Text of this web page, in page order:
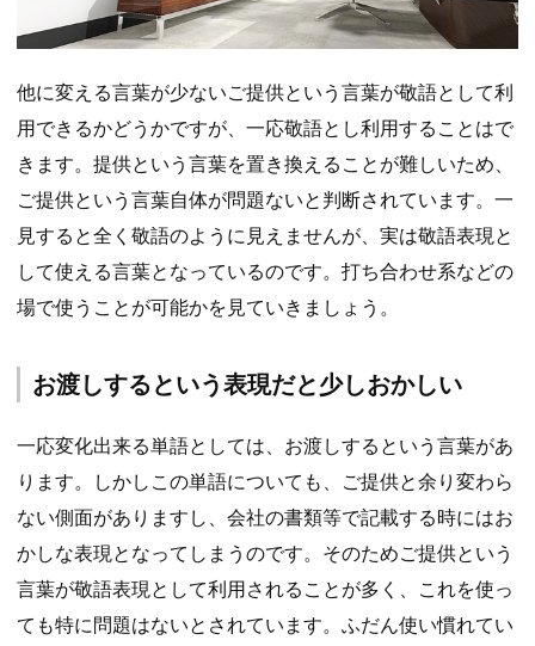
他に変える言葉が少ないご提供という言葉が敬語として利
用できるかどうかですが、一応敬語とし利用することはで
きます。提供という言葉を置き換えることが難しいため、
ご提供という言葉自体が問題ないと判断されています。一
見すると全く敬語のように見えませんが、実は敬語表現と
して使える言葉となっているのです。打ち合わせ系などの
場で使うことが可能かを見ていきましょう。
お渡しするという表現だと少しおかしい
一応変化出来る単語としては、お渡しするという言葉があ
ります。しかしこの単語についても、ご提供と余り変わら
ない側面がありますし、会社の書類等で記載する時にはお
かしな表現となってしまうのです。そのためご提供という
言葉が敬語表現として利用されることが多く、これを使っ
ても特に問題はないとされています。ふだん使い慣れてい